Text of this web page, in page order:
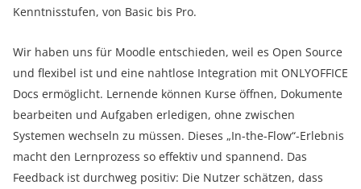
Kenntnisstufen, von Basic bis Pro.
Wir haben uns für Moodle entschieden, weil es Open Source
und flexibel ist und eine nahtlose Integration mit ONLYOFFICE
Docs ermöglicht. Lernende können Kurse öffnen, Dokumente
bearbeiten und Aufgaben erledigen, ohne zwischen
Systemen wechseln zu müssen. Dieses „In-the-Flow“-Erlebnis
macht den Lernprozess so effektiv und spannend. Das
Feedback ist durchweg positiv: Die Nutzer schätzen, dass